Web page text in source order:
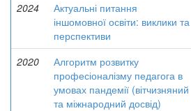
2024
Актуальні питання
іншомовної освіти: виклики та
перспективи
2020
Алгоритм розвитку
професіоналізму педагога в
умовах пандемії (вітчизняний
та міжнародний досвід)